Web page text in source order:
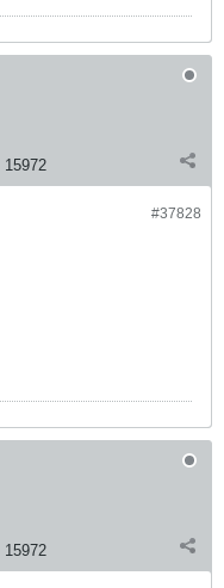
15972
#37828
15972